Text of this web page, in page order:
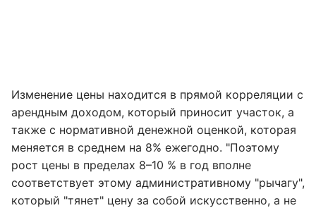
Изменение цены находится в прямой корреляции с
арендным доходом, который приносит участок, а
также с нормативной денежной оценкой, которая
меняется в среднем на 8% ежегодно. "Поэтому
рост цены в пределах 8–10 % в год вполне
соответствует этому административному "рычагу",
который "тянет" цену за собой искусственно, а не